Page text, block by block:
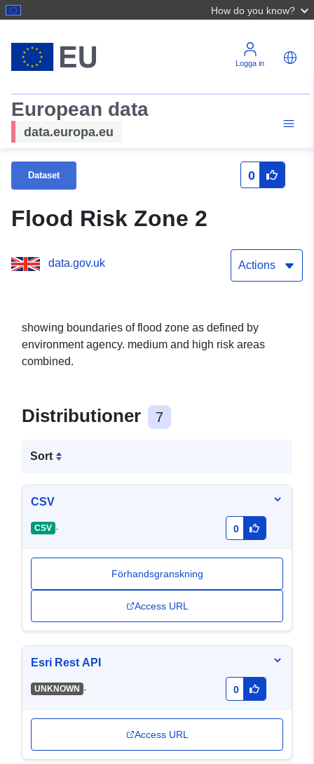
How do you know?
Logga in
European data
data.europa.eu
Dataset 0
Flood Risk Zone 2
data.gov.uk Actions
showing boundaries of flood zone as defined by
environment agency. medium and high risk areas
combined.
Distributioner 7
Sort
CSV
CSV - 0
Förhandsgranskning
Access URL
Esri Rest API
UNKNOWN - 0
Access URL